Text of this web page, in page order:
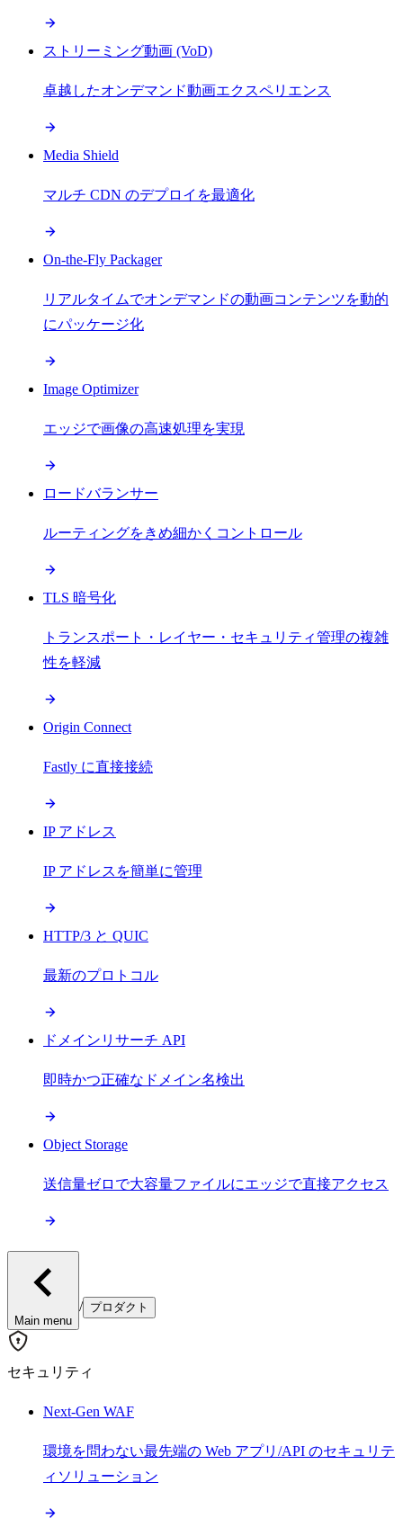
ストリーミング動画 (VoD)
卓越したオンデマンド動画エクスペリエンス
Media Shield
マルチ CDN のデプロイを最適化
On-the-Fly Packager
リアルタイムでオンデマンドの動画コンテンツを動的
にパッケージ化
Image Optimizer
エッジで画像の高速処理を実現
ロードバランサー
ルーティングをきめ細かくコントロール
TLS 暗号化
トランスポート・レイヤー・セキュリティ管理の複雑
性を軽減
Origin Connect
Fastly に直接接続
IP アドレス
IP アドレスを簡単に管理
HTTP/3 と QUIC
最新のプロトコル
ドメインリサーチ API
即時かつ正確なドメイン名検出
Object Storage
送信量ゼロで大容量ファイルにエッジで直接アクセス
Main menu
/ プロダクト
セキュリティ
Next-Gen WAF
環境を問わない最先端の Web アプリ/API のセキュリテ
ィソリューション